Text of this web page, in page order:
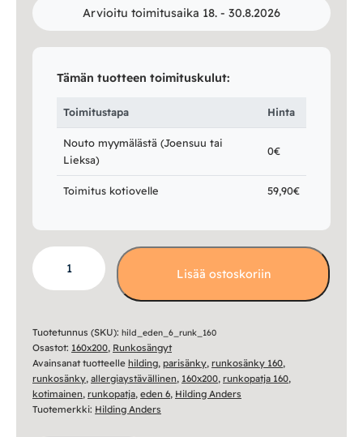
Arvioitu toimitusaika 18. - 30.8.2026
Tämän tuotteen toimituskulut:
Toimitustapa Hinta
Nouto myymälästä (Joensuu tai
Lieksa)
0€
Toimitus kotiovelle 59,90€
Eden
6
runkosänky
-
Hilding
Anders
määrä
Lisää ostoskoriin
Tuotetunnus (SKU): hild_eden_6_runk_160
Osastot: 160x200, Runkosängyt
Avainsanat tuotteelle hilding, parisänky, runkosänky 160,
runkosänky, allergiaystävällinen, 160x200, runkopatja 160,
kotimainen, runkopatja, eden 6, Hilding Anders
Tuotemerkki: Hilding Anders